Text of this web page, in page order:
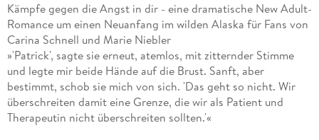
Kämpfe gegen die Angst in dir - eine dramatische New Adult-
Romance um einen Neuanfang im wilden Alaska für Fans von
Carina Schnell und Marie Niebler
»'Patrick', sagte sie erneut, atemlos, mit zitternder Stimme
und legte mir beide Hände auf die Brust. Sanft, aber
bestimmt, schob sie mich von sich. 'Das geht so nicht. Wir
überschreiten damit eine Grenze, die wir als Patient und
Therapeutin nicht überschreiten sollten.'«